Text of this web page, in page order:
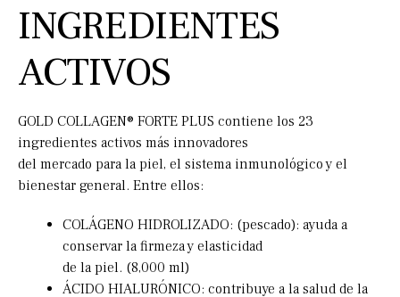
INGREDIENTES
ACTIVOS
GOLD COLLAGEN® FORTE PLUS contiene los 23
ingredientes activos más innovadores
del mercado para la piel, el sistema inmunológico y el
bienestar general. Entre ellos:
COLÁGENO HIDROLIZADO: (pescado): ayuda a
conservar la firmeza y elasticidad
de la piel. (8,000 ml)
ÁCIDO HIALURÓNICO: contribuye a la salud de la